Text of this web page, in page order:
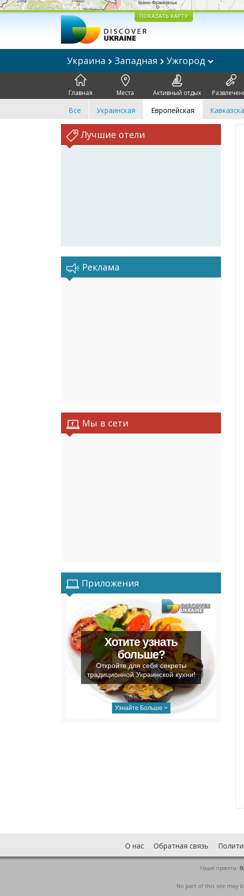
ПОКАЗАТЬ КАРТУ
Украина Западная Ужгород
Главная Места Активный отдых
Все Украинская Европейская
Лучшие отели
Реклама
Мы в сети
Приложения
Хотите узнать
больше?
Откройте для себя секреты
традиционной Украинской кухни!
Узнайте Больше >
О нас Обратная связь
Наши проекты:
No part of this site may